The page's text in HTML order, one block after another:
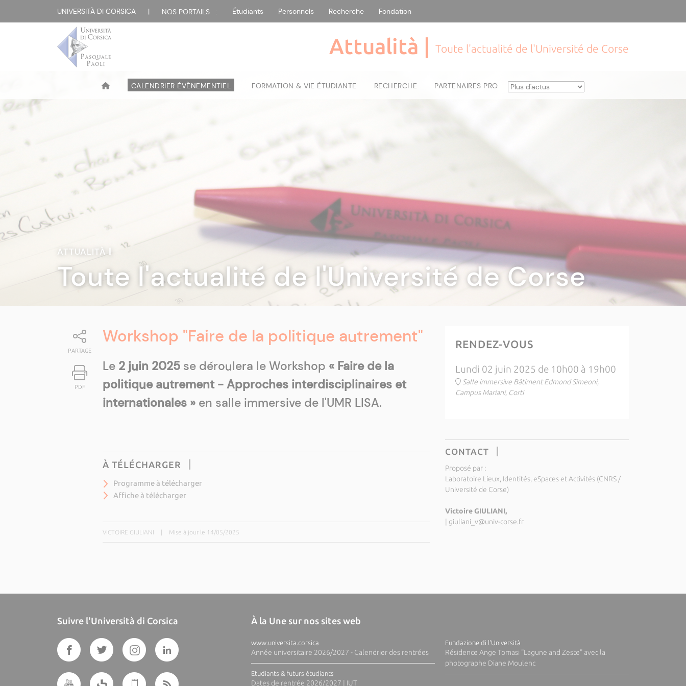
UNIVERSITÀ DI CORSICA | NOS PORTAILS : Étudiants Personnels Recherche Fondation
Attualità | Toute l'actualité de l'Université de Corse
CALENDRIER ÉVÈNEMENTIEL FORMATION & VIE ÉTUDIANTE RECHERCHE PARTENAIRES PRO
ATTUALITÀ|
Toute l'actualité de l'Université de Corse
PARTAGE
PDF
Workshop "Faire de la politique autrement"
Le 2 juin 2025se déroulera le Workshop « Faire de la
politique autrement - Approches interdisciplinaires et
internationales » en salle immersive de l'UMR LISA.
À TÉLÉCHARGER
Programme à télécharger
Affiche à télécharger
VICTOIRE GIULIANI Mise à jour le 14/05/2025
RENDEZ-VOUS
Lundi 02 juin 2025 de 10h00 à 19h00
Salle immersive Bâtiment Edmond Simeoni,
Campus Mariani, Corti
CONTACT
Proposé par :
Laboratoire Lieux, Identités, eSpaces et Activités (CNRS /
Université de Corse)
Victoire GIULIANI,
giuliani_v@univ-corse.fr
Suivre l'Università di Corsica À la Une sur nos sites web
www.universita.corsica
Année universitaire 2026/2027 - Calendrier des rentrées
Etudiants & futurs étudiants
Dates de rentrée 2026/2027 | IUT
Fundazione di l'Università
Résidence Ange Tomasi "Lagune and Zeste" avec la
photographe Diane Moulenc